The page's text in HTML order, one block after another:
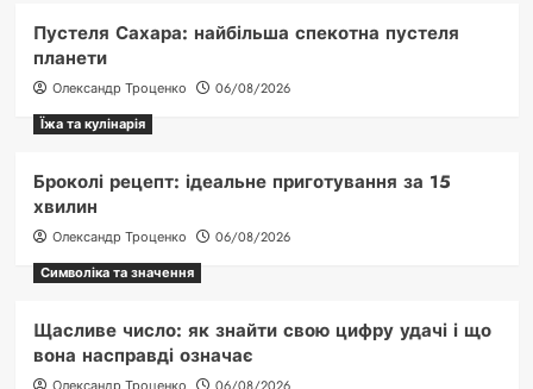
Пустеля Сахара: найбільша спекотна пустеля
планети
Олександр Троценко
06/08/2026
Їжа та кулінарія
Броколі рецепт: ідеальне приготування за 15
хвилин
Олександр Троценко
06/08/2026
Символіка та значення
Щасливе число: як знайти свою цифру удачі і що
вона насправді означає